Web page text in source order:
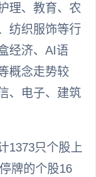
理、教育、农
纺织服饰等行
经济、AI语
概念走势较
、电子、建筑
1373只个股上
牌的个股16